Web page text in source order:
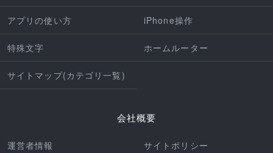
アプリの使い方 iPhone操作
特殊文字 ホームルーター
サイトマップ(カテゴリ一覧)
会社概要
運営者情報 サイトポリシー